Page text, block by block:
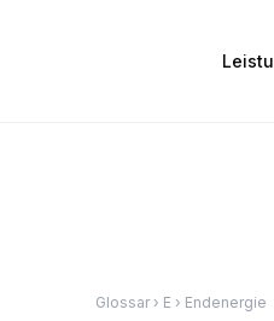
Glossar › E › Endenergie